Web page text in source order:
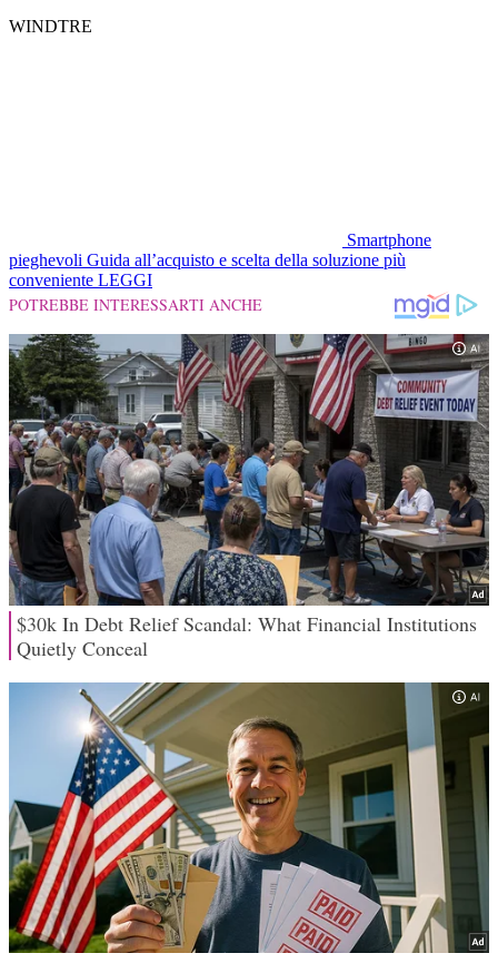
WINDTRE
Smartphone
pieghevoli Guida all’acquisto e scelta della soluzione più
conveniente LEGGI